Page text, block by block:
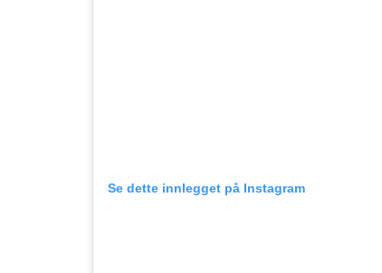
Se dette innlegget på Instagram